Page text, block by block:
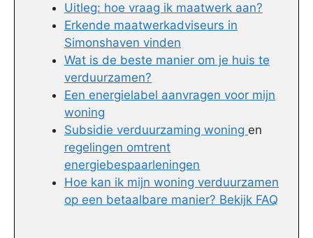
Uitleg: hoe vraag ik maatwerk aan?
Erkende maatwerkadviseurs in
Simonshaven vinden
Wat is de beste manier om je huis te
verduurzamen?
Een energielabel aanvragen voor mijn
woning
Subsidie verduurzaming woning en
regelingen omtrent
energiebespaarleningen
Hoe kan ik mijn woning verduurzamen
op een betaalbare manier? Bekijk FAQ